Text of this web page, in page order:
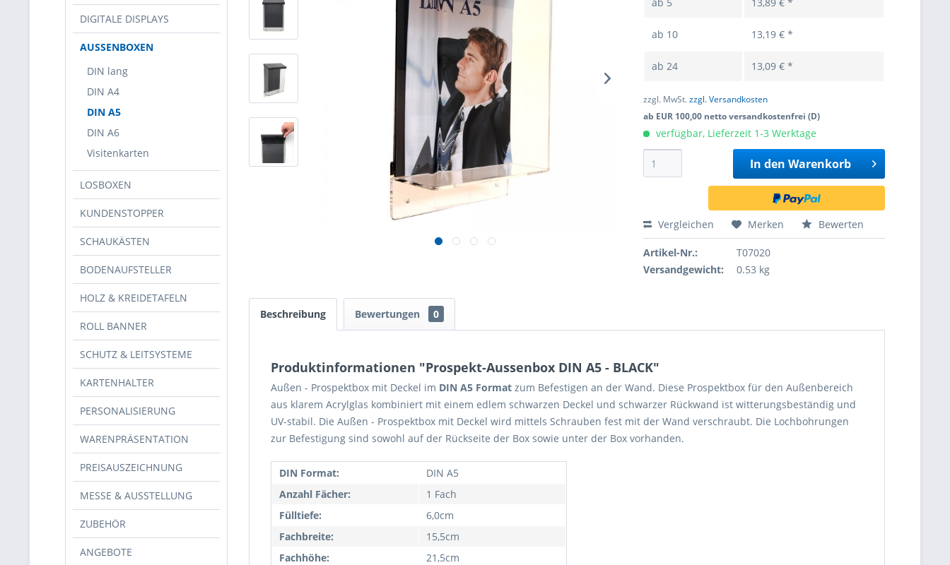
DIGITALE DISPLAYS
AUSSENBOXEN
DIN lang
DIN A4
DIN A5
DIN A6
Visitenkarten
LOSBOXEN
KUNDENSTOPPER
SCHAUKÄSTEN
BODENAUFSTELLER
HOLZ & KREIDETAFELN
ROLL BANNER
SCHUTZ & LEITSYSTEME
KARTENHALTER
PERSONALISIERUNG
WARENPRÄSENTATION
PREISAUSZEICHNUNG
MESSE & AUSSTELLUNG
ZUBEHÖR
ANGEBOTE
ab 10 13,19 € *
ab 24 13,09 € *
zzgl. MwSt.zzgl. Versandkosten
ab EUR 100,00 netto versandkostenfrei (D)
verfügbar, Lieferzeit 1-3 Werktage
In den Warenkorb
Vergleichen Merken Bewerten
Artikel-Nr.:
T07020
Versandgewicht:
0.53 kg
Beschreibung Bewertungen 0
Produktinformationen "Prospekt-Aussenbox DIN A5 - BLACK"
Außen - Prospektbox mit Deckel im DIN A5 Format zum Befestigen an der Wand. Diese Prospektbox für den Außenbereich
aus klarem Acrylglas kombiniert mit einem edlem schwarzen Deckel und schwarzer Rückwand ist witterungsbeständig und
UV-stabil. Die Außen - Prospektbox mit Deckel wird mittels Schrauben fest mit der Wand verschraubt. Die Lochbohrungen
zur Befestigung sind sowohl auf der Rückseite der Box sowie unter der Box vorhanden.
DIN Format:
DIN A5
Anzahl Fächer:
1 Fach
Fülltiefe:
6,0cm
Fachbreite:
15,5cm
Fachhöhe:
21,5cm